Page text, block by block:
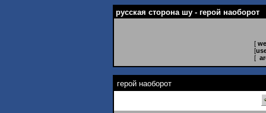
русская сторона шу - герой наоборот
[
[
[
герой наоборот